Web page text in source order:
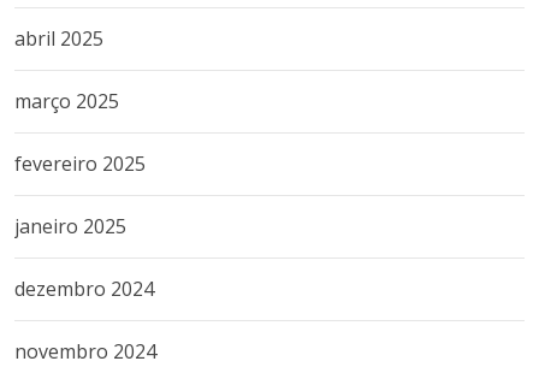
abril 2025
março 2025
fevereiro 2025
janeiro 2025
dezembro 2024
novembro 2024